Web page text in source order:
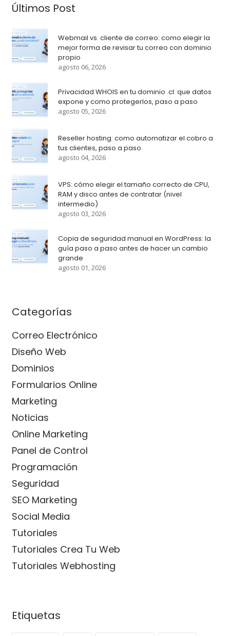
Últimos Post
Webmail vs. cliente de correo: como elegir la
mejor forma de revisar tu correo con dominio
propio
agosto 06, 2026
Privacidad WHOIS en tu dominio .cl: que datos
expone y como protegerlos, paso a paso
agosto 05, 2026
Reseller hosting: como automatizar el cobro a
tus clientes, paso a paso
agosto 04, 2026
VPS: cómo elegir el tamaño correcto de CPU,
RAM y disco antes de contratar (nivel
intermedio)
agosto 03, 2026
Copia de seguridad manual en WordPress: la
guía paso a paso antes de hacer un cambio
grande
agosto 01, 2026
Categorías
Correo Electrónico
Diseño Web
Dominios
Formularios Online
Marketing
Noticias
Online Marketing
Panel de Control
Programación
Seguridad
SEO Marketing
Social Media
Tutoriales
Tutoriales Crea Tu Web
Tutoriales Webhosting
Etiquetas